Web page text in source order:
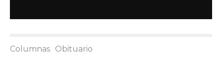
Columnas Obituario